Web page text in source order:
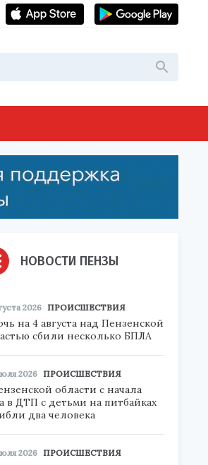
НОВОСТИ ПЕНЗЫ
2026 ПРОИСШЕСТВИЯ
на 4 августа над Пензенской
сбили несколько БПЛА
2026 ПРОИСШЕСТВИЯ
области с начала
в ДТП с детьми на питбайках
два человека
2026 ПРОИСШЕСТВИЯ